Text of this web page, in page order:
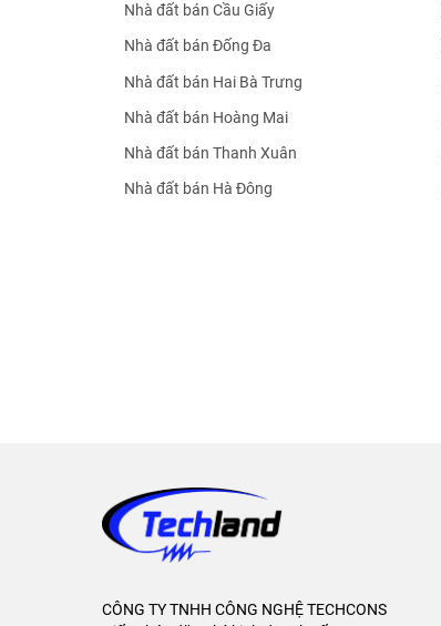
Nhà đất bán Cầu Giấy
Nhà đất bán Đống Đa
Nhà đất bán Hai Bà Trưng
Nhà đất bán Hoàng Mai
Nhà đất bán Thanh Xuân
Nhà đất bán Hà Đông
CÔNG TY TNHH CÔNG NGHỆ TECHCONS